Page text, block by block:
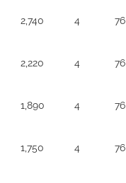
2,740 4 76
2,220 4 76
1,890 4 76
1,750 4 76